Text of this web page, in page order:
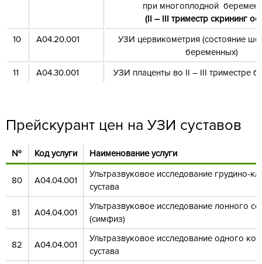
при многоплодной
(II – III триместр скрининг
10
A04.20.001
УЗИ цервикометрия (состояние
беременных)
11
A04.30.001 УЗИ плаценты во II – III триместре
Прейскурант цен на УЗИ суставов
№ Код услуги Наименование услуги
80 А04.04.001
Ультразвуковое исследование грудино-
сустава
81 А04.04.001
Ультразвуковое исследование лонного
(симфиз)
82 А04.04.001
Ультразвуковое исследование одного
сустава